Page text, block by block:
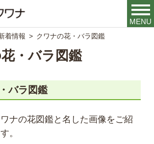
MENU
着情報 クワナの花・バラ図鑑
・バラ図鑑
バラ図鑑
ナの花図鑑と名した画像をご紹
。